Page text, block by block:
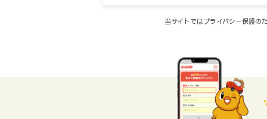
当サイトではプライバシー保護の